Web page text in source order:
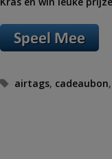
Tags
airtags, cadeaubon,